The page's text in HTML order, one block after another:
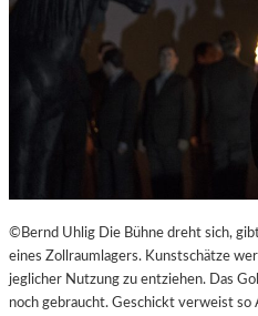
©Bernd Uhlig Die Bühne dreht sich,
eines Zollraumlagers. Kunstschätze
jeglicher Nutzung zu entziehen. Das
noch gebraucht. Geschickt verweist so